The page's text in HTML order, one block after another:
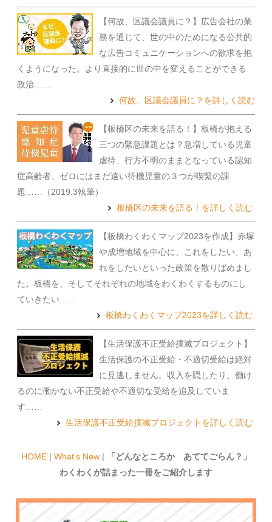
【何故、区議会議員に？】広告会社の業
務を通じて、世の中のためになる公共的
な広告コミュニケーションへの欲求を抱
くようになった。より直接的に世の中を変えることができる
政治……
何故、区議会議員に？を詳しく読む
【板橋区の未来を語る！】板橋が抱える
三つの緊急課題とは？急増している児童
虐待、行方不明のままとなっている認知
症高齢者、ゼロにはまだ遠い待機児童の３つが喫緊の課
題……（2019.3執筆）
板橋区の未来を語る！を詳しく読む
【板橋わくわくマップ2023を作成】赤塚
や成増地域を中心に、これをしたい、あ
れをしたいといった政策を散りばめまし
た。板橋を、そしてそれぞれの地域をわくわくするものにし
ていきたい……
板橋わくわくマップ2023を詳しく読む
【生活保護不正受給撲滅プロジェクト】
生活保護の不正受給・不適切受給は絶対
に見逃しません。収入を隠したり、働け
るのに働かない不正受給や不適切な受給を追及していま
す……
生活保護不正受給撲滅プロジェクトを詳しく読む
HOME| What's New|
「どんなところか あててごらん？」
わくわくが詰まった一冊をご紹介します